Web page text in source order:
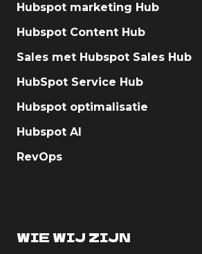
Hubspot marketing Hub
Hubspot Content Hub
Sales met Hubspot Sales Hub
HubSpot Service Hub
Hubspot optimalisatie
Hubspot AI
RevOps
WIE WIJ ZIJN